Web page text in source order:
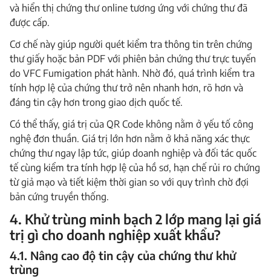
và hiển thị chứng thư online tương ứng với chứng thư đã
được cấp.
Cơ chế này giúp người quét kiểm tra thông tin trên chứng
thư giấy hoặc bản PDF với phiên bản chứng thư trực tuyến
do VFC Fumigation phát hành. Nhờ đó, quá trình kiểm tra
tính hợp lệ của chứng thư trở nên nhanh hơn, rõ hơn và
đáng tin cậy hơn trong giao dịch quốc tế.
Có thể thấy, giá trị của QR Code không nằm ở yếu tố công
nghệ đơn thuần. Giá trị lớn hơn nằm ở khả năng xác thực
chứng thư ngay lập tức, giúp doanh nghiệp và đối tác quốc
tế cùng kiểm tra tính hợp lệ của hồ sơ, hạn chế rủi ro chứng
từ giả mạo và tiết kiệm thời gian so với quy trình chờ đợi
bản cứng truyền thống.
4. Khử trùng minh bạch 2 lớp mang lại giá
trị gì cho doanh nghiệp xuất khẩu?
4.1. Nâng cao độ tin cậy của chứng thư khử
trùng